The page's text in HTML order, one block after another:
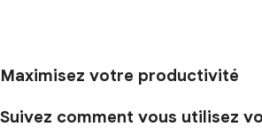
Maximisez votre productivité
Suivez comment vous utilisez